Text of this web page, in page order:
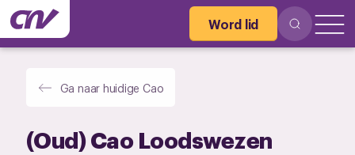
Word lid
Ga naar huidige Cao
(Oud) Cao Loodswezen